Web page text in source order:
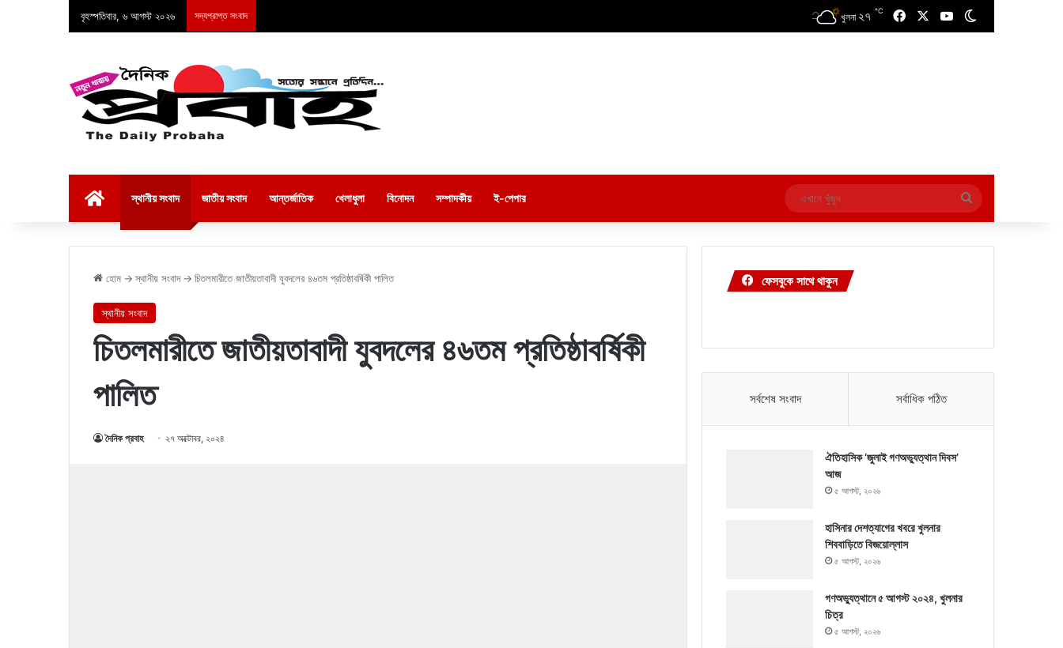
বৃহস্পতিবার, ৬ আগস্ট ২০২৬ সদ্যপ্রাপ্ত সংবাদ খুলনা ২৭ ℃ FacebookYouTube
স্থানীয় সংবাদ জাতীয় সংবাদ আন্তর্জাতিক খেলাধুলা বিনোদন সম্পাদকীয় ই-পেপার
এখানে
খুঁজুন
হোম → স্থানীয় সংবাদ → চিতলমারীতে জাতীয়তাবাদী যুবদলের ৪৬তম প্রতিষ্ঠাবর্ষিকী পালিত
স্থানীয় সংবাদ
চিতলমারীতে জাতীয়তাবাদী যুবদলের ৪৬তম প্রতিষ্ঠাবর্ষিকী
পালিত
দৈনিক প্রবাহ ২৭ অক্টোবর, ২০২৪
ফেসবুকে সাথে থাকুন
সর্বশেষ সংবাদ সর্বাধিক পঠিত
ঐতিহাসিক ‘জুলাই গণঅভ্যুত্থান দিবস’
আজ
৫ আগস্ট, ২০২৬
হাসিনার দেশত্যাগের খবরে খুলনার
শিববাড়িতে বিজয়োল্লাস
৫ আগস্ট, ২০২৬
গণঅভ্যুত্থানে ৫ আগস্ট ২০২৪, খুলনার
চিত্র
৫ আগস্ট, ২০২৬